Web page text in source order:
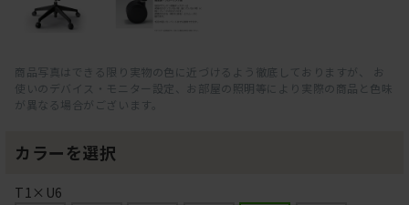
商品写真はできる限り実物の色に近づけるよう徹底しておりますが、 お
使いのデバイス・モニター設定、お部屋の照明等により実際の商品と色味
が異なる場合がございます。
カラーを選択
T1×U6